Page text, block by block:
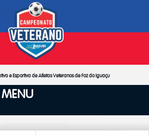
e Esportiva de Atletas Veteranos de Foz do Iguaçu
MENU